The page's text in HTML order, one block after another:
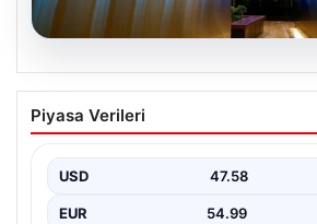
05.08.2026
Yatırım araçlarının haftalık
nasıl oldu?
Gelişmeler", "content": "Türkiye'nin
son bir hafta…
Piyasa Verileri
USD 47.58
EUR 54.99